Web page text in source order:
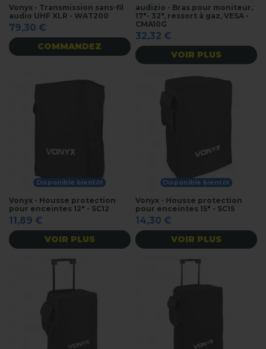
Vonyx - Transmission sans-fil
audio UHF XLR - WAT200
79,30 €
COMMANDEZ
audizio - Bras pour moniteur,
17"- 32", ressort à gaz, VESA -
CMA10G
32,32 €
VOIR PLUS
Disponible bientôt
Vonyx - Housse protection
pour enceintes 12" - SC12
11,89 €
VOIR PLUS
Disponible bientôt
Vonyx - Housse protection
pour enceintes 15" - SC15
14,30 €
VOIR PLUS